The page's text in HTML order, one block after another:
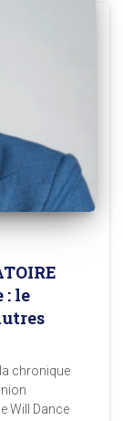
: le
chronique
Will Dance